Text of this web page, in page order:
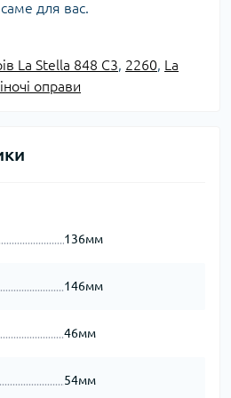
для вас.
La Stella 848 С3 2260 La
оправи
136мм
146мм
46мм
54мм